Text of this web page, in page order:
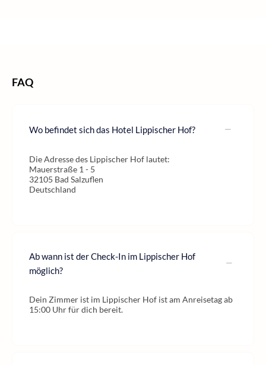
FAQ
Wo befindet sich das Hotel Lippischer Hof?
Die Adresse des Lippischer Hof lautet:
Mauerstraße 1 - 5
32105 Bad Salzuflen
Deutschland
Ab wann ist der Check-In im Lippischer Hof
möglich?
Dein Zimmer ist im Lippischer Hof ist am Anreisetag ab
15:00 Uhr für dich bereit.